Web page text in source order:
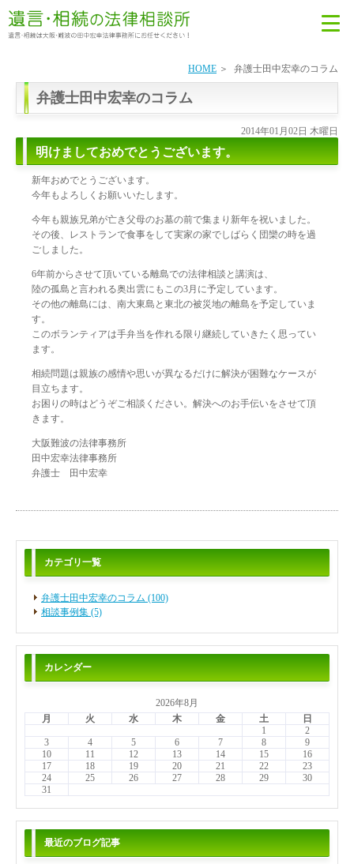
HOME 弁護士田中宏幸のコラム
弁護士田中宏幸のコラム
2014年01月02日 木曜日
明けましておめでとうございます。
新年おめでとうございます。
今年もよろしくお願いいたします。
今年も親族兄弟が亡き父母のお墓の前で集まり新年を祝いました。
その後、レストランで食事をして実家の家でしばらく団欒の時を過
ごしました。
6年前からさせて頂いている離島での法律相談と講演は、
陸の孤島と言われる奥出雲にもこの3月に予定しています。
その他の離島には、南大東島と東北の被災地の離島を予定していま
す。
このボランティアは手弁当を作れる限り継続していきたく思ってい
ます。
相続問題は親族の感情や思いが異なるだけに解決が困難なケースが
目立ちます。
お困りの時はどうぞご相談ください。解決へのお手伝いをさせて頂
きます。
大阪難波の法律事務所
田中宏幸法律事務所
弁護士 田中宏幸
カテゴリ一覧
弁護士田中宏幸のコラム (100)
相談事例集 (5)
カレンダー
2026年8月
月
火 水 木 金 土
日
1
2
3
4 5 6 7 8
9
10
11 12 13 14 15
16
17
18 19 20 21 22
23
24
25 26 27 28 29
30
31
最近のブログ記事